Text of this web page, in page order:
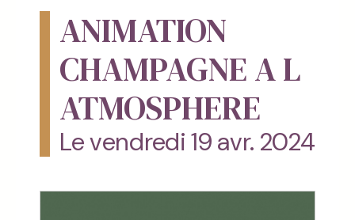
ANIMATION
CHAMPAGNE A L
ATMOSPHERE
Le vendredi 19 avr. 2024